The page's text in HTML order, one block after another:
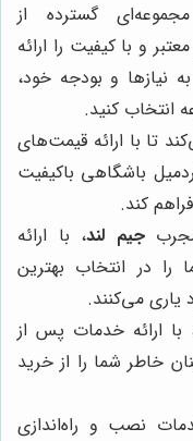
گسترده از
و با کیفیت را ارائه
نیازها و بودجه خود،
انتخاب کنید.
تا با ارائه قیمت‌های
باشگاهی باکیفیت
کند.
مجربجیم لند، با ارائه
در انتخاب بهترین
یاری می‌کنند.
با ارائه خدمات پس از
خاطر شما را از خرید
نصب و راه‌اندازی